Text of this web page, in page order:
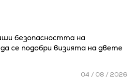
безопасността на
се подобри визията на двете
04 / 08 / 2026